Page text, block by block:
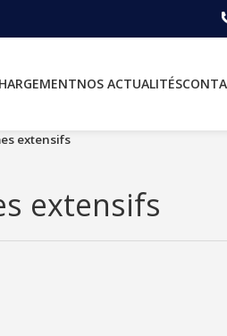
NOS ACTUALITÉS
extensifs
extensifs